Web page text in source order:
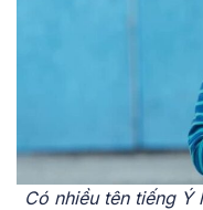
Có ͏nhiều tên tiếng Ý